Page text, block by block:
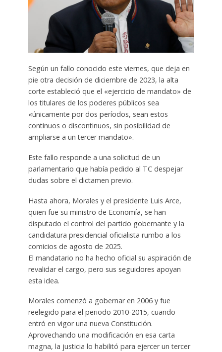
Según un fallo conocido este viernes, que deja en
pie otra decisión de diciembre de 2023, la alta
corte estableció que el «ejercicio de mandato» de
los titulares de los poderes públicos sea
«únicamente por dos períodos, sean estos
continuos o discontinuos, sin posibilidad de
ampliarse a un tercer mandato».
Este fallo responde a una solicitud de un
parlamentario que había pedido al TC despejar
dudas sobre el dictamen previo.
Hasta ahora, Morales y el presidente Luis Arce,
quien fue su ministro de Economía, se han
disputado el control del partido gobernante y la
candidatura presidencial oficialista rumbo a los
comicios de agosto de 2025.
El mandatario no ha hecho oficial su aspiración de
revalidar el cargo, pero sus seguidores apoyan
esta idea.
Morales comenzó a gobernar en 2006 y fue
reelegido para el periodo 2010-2015, cuando
entró en vigor una nueva Constitución.
Aprovechando una modificación en esa carta
magna, la justicia lo habilitó para ejercer un tercer